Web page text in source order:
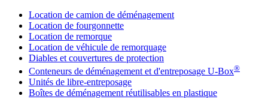
Location de camion de déménagement
Location de fourgonnette
Location de remorque
Location de véhicule de remorquage
Diables et couvertures de protection
Conteneurs de déménagement et d'entreposage U-Box®
Unités de libre-entreposage
Boîtes de déménagement réutilisables en plastique